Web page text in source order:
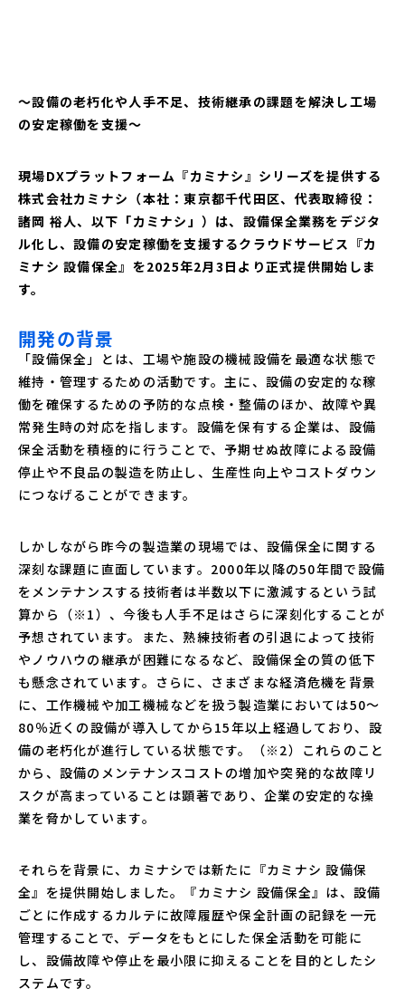
〜設備の老朽化や人手不足、技術継承の課題を解決し工場
の安定稼働を支援〜
現場DXプラットフォーム『カミナシ』シリーズを提供する
株式会社カミナシ（本社：東京都千代田区、代表取締役：
諸岡 裕人、以下「カミナシ」）は、設備保全業務をデジタ
ル化し、設備の安定稼働を支援するクラウドサービス『カ
ミナシ 設備保全』を2025年2月3日より正式提供開始しま
す。
開発の背景
「設備保全」とは、工場や施設の機械設備を最適な状態で
維持・管理するための活動です。主に、設備の安定的な稼
働を確保するための予防的な点検・整備のほか、故障や異
常発生時の対応を指します。設備を保有する企業は、設備
保全活動を積極的に行うことで、予期せぬ故障による設備
停止や不良品の製造を防止し、生産性向上やコストダウン
につなげることができます。
しかしながら昨今の製造業の現場では、設備保全に関する
深刻な課題に直面しています。2000年以降の50年間で設備
をメンテナンスする技術者は半数以下に激減するという試
算から（※1）、今後も人手不足はさらに深刻化することが
予想されています。また、熟練技術者の引退によって技術
やノウハウの継承が困難になるなど、設備保全の質の低下
も懸念されています。さらに、さまざまな経済危機を背景
に、工作機械や加工機械などを扱う製造業においては50～
80％近くの設備が導入してから15年以上経過しており、設
備の老朽化が進行している状態です。（※2）これらのこと
から、設備のメンテナンスコストの増加や突発的な故障リ
スクが高まっていることは顕著であり、企業の安定的な操
業を脅かしています。
それらを背景に、カミナシでは新たに『カミナシ 設備保
全』を提供開始しました。『カミナシ 設備保全』は、設備
ごとに作成するカルテに故障履歴や保全計画の記録を一元
管理することで、データをもとにした保全活動を可能に
し、設備故障や停止を最小限に抑えることを目的としたシ
ステムです。